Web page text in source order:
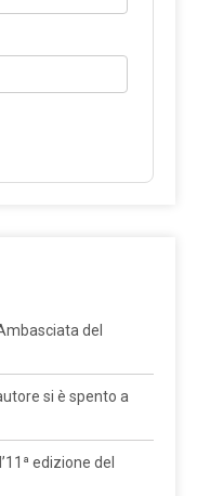
del
si è spento a
edizione del